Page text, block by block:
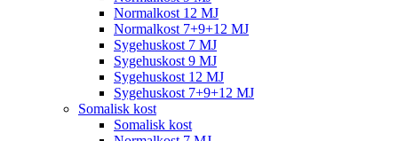
Normalkost 12 MJ
Normalkost 7+9+12 MJ
Sygehuskost 7 MJ
Sygehuskost 9 MJ
Sygehuskost 12 MJ
Sygehuskost 7+9+12 MJ
Somalisk kost
Somalisk kost